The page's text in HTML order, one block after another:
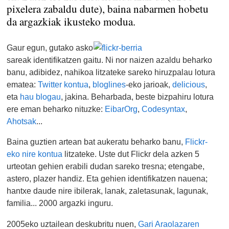
pixelera zabaldu dute), baina nabarmen hobetu
da argazkiak ikusteko modua.
Gaur egun, gutako asko
sareak identifikatzen gaitu. Ni nor naizen azaldu beharko
banu, adibidez, nahikoa litzateke sareko hiruzpalau lotura
ematea:Twitter kontua, bloglines-eko jarioak,delicious,
eta hau blogau, jakina. Beharbada, beste bizpahiru lotura
ere eman beharko nituzke: EibarOrg,Codesyntax,
Ahotsak...
Baina guztien artean bat aukeratu beharko banu, Flickr-
eko nire kontua litzateke. Uste dut Flickr dela azken 5
urteotan gehien erabili dudan sareko tresna; etengabe,
astero, plazer handiz. Eta gehien identifikatzen nauena;
hantxe daude nire ibilerak, lanak, zaletasunak, lagunak,
familia... 2000 argazki inguru.
2005eko uztailean deskubritu nuen,Gari Araolazaren